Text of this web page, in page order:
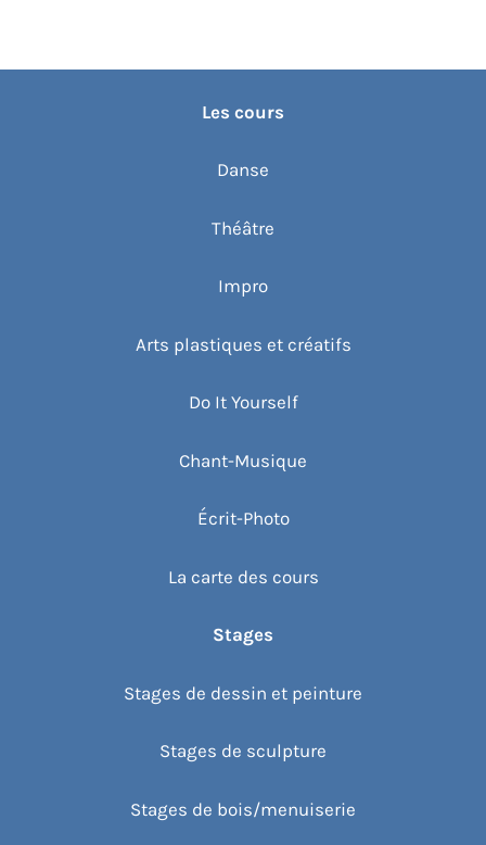
Les cours
Danse
Théâtre
Impro
Arts plastiques et créatifs
Do It Yourself
Chant-Musique
Écrit-Photo
La carte des cours
Stages
Stages de dessin et peinture
Stages de sculpture
Stages de bois/menuiserie